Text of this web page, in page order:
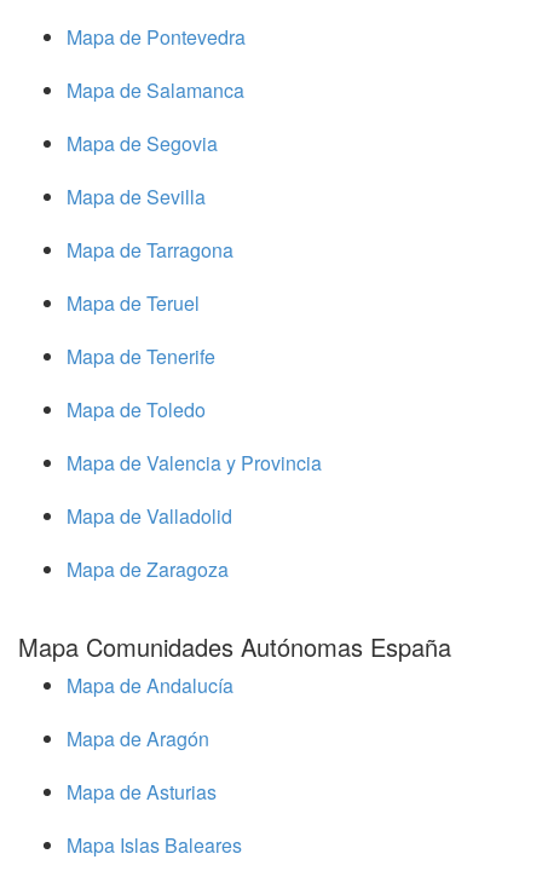
Mapa de Pontevedra
Mapa de Salamanca
Mapa de Segovia
Mapa de Sevilla
Mapa de Tarragona
Mapa de Teruel
Mapa de Tenerife
Mapa de Toledo
Mapa de Valencia y Provincia
Mapa de Valladolid
Mapa de Zaragoza
Mapa Comunidades Autónomas España
Mapa de Andalucía
Mapa de Aragón
Mapa de Asturias
Mapa Islas Baleares